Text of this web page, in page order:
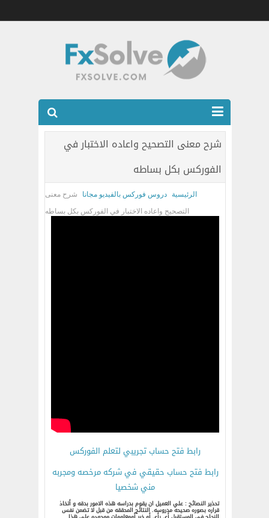
شركات الفوركس المرخصه
كتب
اتصل بنا
شرح معنى التصحيح واعاده الاختبار في
الفوركس بكل بساطه
الرئيسية دروس فوركس بالفيديو مجانا
شرح معنى
التصحيح واعاده الاختبار في الفوركس بكل بساطه
رابط فتح حساب تجريبي لتعلم الفوركس
رابط فتح حساب حقيقي في شركه مرخصه ومجربه
مني شخصيا
تحذير النصائح : علي العميل ان يقوم بدراسه هذه الامور بدقه و أتخاذ
قراره بصوره صحيحه مدروسه. النتائج المحققه من قبل لا تضمن نفس